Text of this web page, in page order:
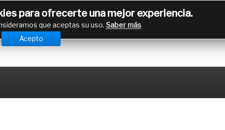
para ofrecerte una mejor experiencia.
que aceptas su uso. Saber más
Acepto